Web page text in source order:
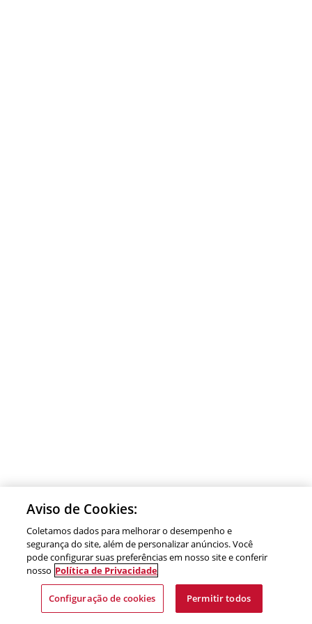
Aviso de Cookies:
Coletamos dados para melhorar o desempenho e
segurança do site, além de personalizar anúncios. Você
pode configurar suas preferências em nosso site e conferir
nosso Política de Privacidade
Configuração de cookies Permitir todos